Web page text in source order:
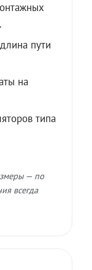
пути
на
типа
— по
всегда